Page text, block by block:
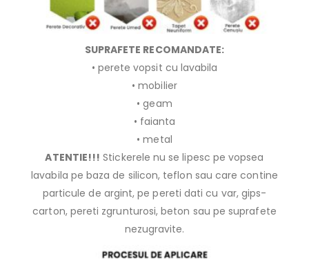
SUPRAFETE RECOMANDATE:
• perete vopsit cu lavabila
• mobilier
• geam
• faianta
• metal
ATENTIE!!! Stickerele nu se lipesc pe vopsea
lavabila pe baza de silicon, teflon sau care contine
particule de argint, pe pereti dati cu var, gips-
carton, pereti zgrunturosi, beton sau pe suprafete
nezugravite.